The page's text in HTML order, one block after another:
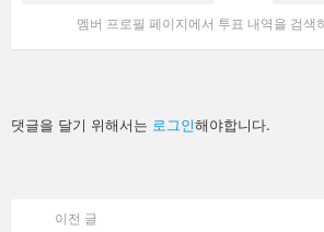
멤버 프로필 페이지에서 투표 내역을 검색
답
글
댓글을 달기 위해서는 로그인해야합니다.
이전 글